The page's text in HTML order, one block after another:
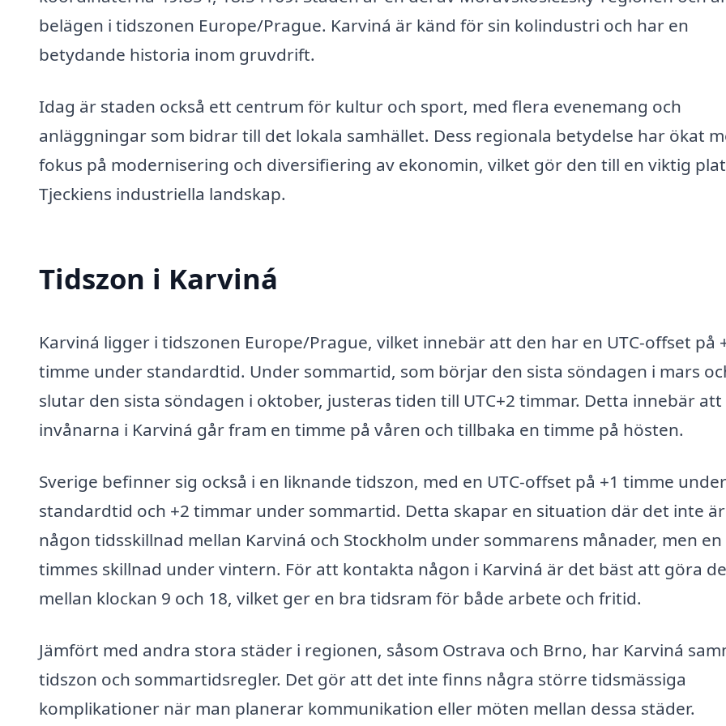
belägen i tidszonen Europe/Prague. Karviná är känd för sin kolindustri och har en
betydande historia inom gruvdrift.
Idag är staden också ett centrum för kultur och sport, med flera evenemang och
anläggningar som bidrar till det lokala samhället. Dess regionala betydelse har ökat
fokus på modernisering och diversifiering av ekonomin, vilket gör den till en viktig
Tjeckiens industriella landskap.
Tidszon i Karviná
Karviná ligger i tidszonen Europe/Prague, vilket innebär att den har en UTC-offset på
timme under standardtid. Under sommartid, som börjar den sista söndagen i mars
slutar den sista söndagen i oktober, justeras tiden till UTC+2 timmar. Detta innebär att
invånarna i Karviná går fram en timme på våren och tillbaka en timme på hösten.
Sverige befinner sig också i en liknande tidszon, med en UTC-offset på +1 timme under
standardtid och +2 timmar under sommartid. Detta skapar en situation där det inte är
någon tidsskillnad mellan Karviná och Stockholm under sommarens månader, men en
timmes skillnad under vintern. För att kontakta någon i Karviná är det bäst att göra
mellan klockan 9 och 18, vilket ger en bra tidsram för både arbete och fritid.
Jämfört med andra stora städer i regionen, såsom Ostrava och Brno, har Karviná
tidszon och sommartidsregler. Det gör att det inte finns några större tidsmässiga
komplikationer när man planerar kommunikation eller möten mellan dessa städer.